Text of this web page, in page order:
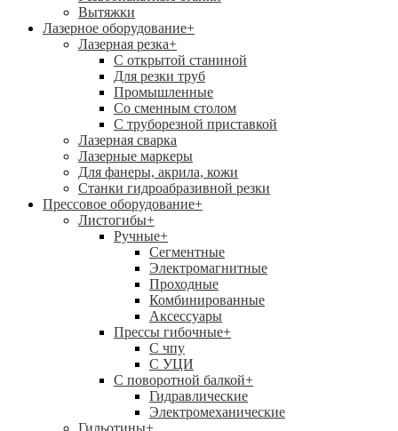
Вытяжки
Лазерное оборудование+
Лазерная резка+
С открытой станиной
Для резки труб
Промышленные
Со сменным столом
С труборезной приставкой
Лазерная сварка
Лазерные маркеры
Для фанеры, акрила, кожи
Станки гидроабразивной резки
Прессовое оборудование+
Листогибы+
Ручные+
Сегментные
Электромагнитные
Проходные
Комбинированные
Аксессуары
Прессы гибочные+
C чпу
С УЦИ
С поворотной балкой+
Гидравлические
Электромеханические
Гильотины+